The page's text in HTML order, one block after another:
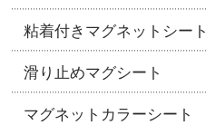
粘着付きマグネットシート
滑り止めマグシート
マグネットカラーシート